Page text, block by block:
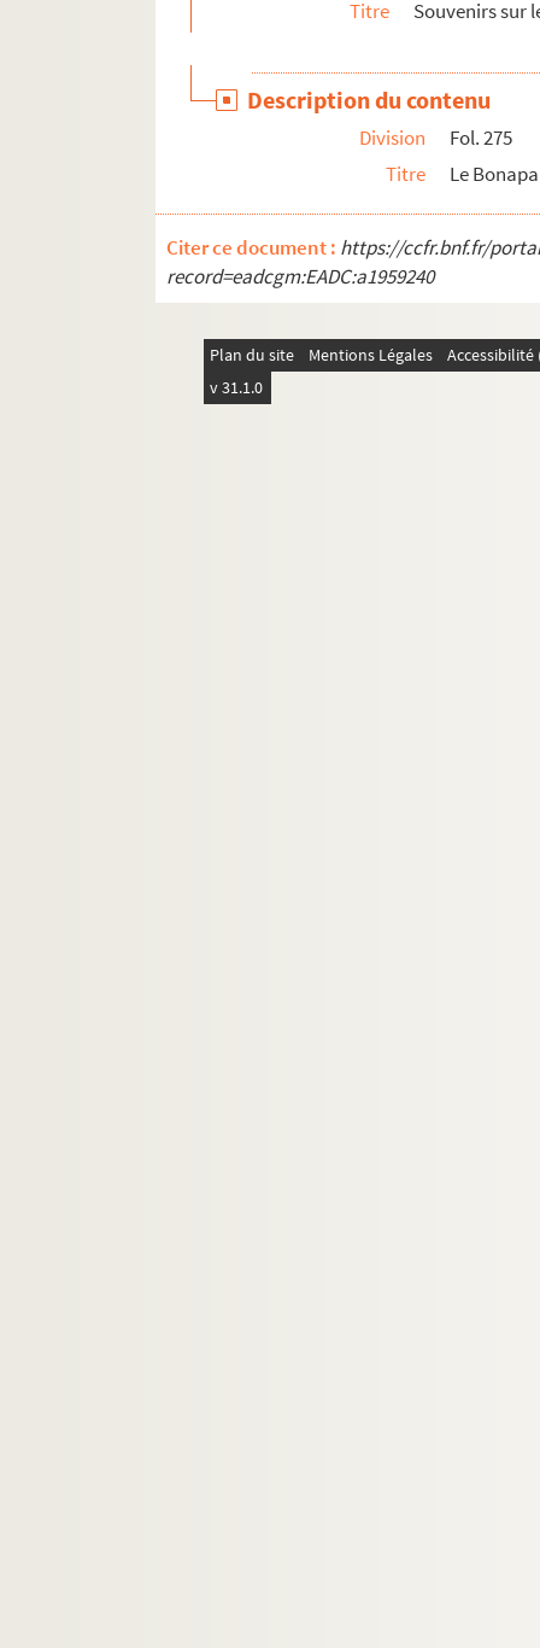
Titre Souvenirs sur
Description du contenu
Division
Fol. 275
Titre
Le
Citer ce document : https://ccfr.bnf.fr/
record=eadcgm:EADC:a1959240
Plan du site Mentions Légales
v 31.1.0